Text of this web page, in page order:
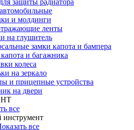
защиты радиатора
и молдинги
ленты
на глушитель
замки капота и бампера
и багажника
колеса
на зеркало
и прицепные устройства
на двери
все
инструмент
все